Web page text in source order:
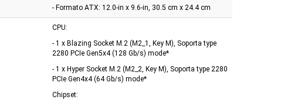
- Formato ATX: 12.0-in x 9.6-in, 30.5 cm x 24.4 cm
CPU:
- 1 x Blazing Socket M.2 (M2_1, Key M), Soporta type
2280 PCIe Gen5x4 (128 Gb/s) mode*
- 1 x Hyper Socket M.2 (M2_2, Key M), Soporta type 2280
PCIe Gen4x4 (64 Gb/s) mode*
Chipset: